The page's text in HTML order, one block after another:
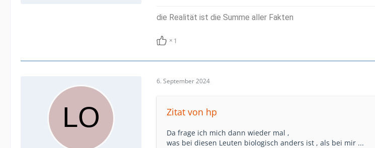
die Realität ist die Summe aller Fakten
1
6. September 2024
Zitat von hp
Da frage ich mich dann wieder mal ,
was bei diesen Leuten biologisch anders ist , als bei mir ...